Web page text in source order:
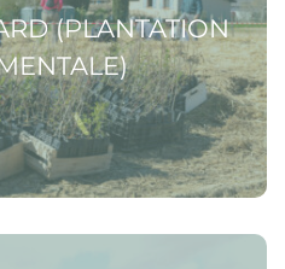
(PLANTATION
des sols